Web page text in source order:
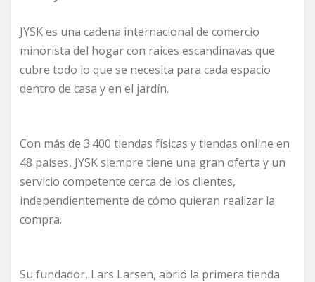
JYSK es una cadena internacional de comercio
minorista del hogar con raíces escandinavas que
cubre todo lo que se necesita para cada espacio
dentro de casa y en el jardín.
Con más de 3.400 tiendas físicas y tiendas online en
48 países, JYSK siempre tiene una gran oferta y un
servicio competente cerca de los clientes,
independientemente de cómo quieran realizar la
compra.
Su fundador, Lars Larsen, abrió la primera tienda